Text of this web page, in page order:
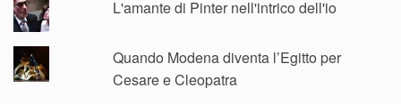
L'amante di Pinter nell'intrico dell'io
Quando Modena diventa l’Egitto per
Cesare e Cleopatra